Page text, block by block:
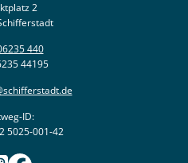
2
440
44195
ID:
5025-001-42